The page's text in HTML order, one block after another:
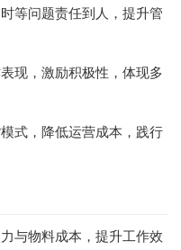
等问题责任到人，提升管
现，激励积极性，体现多
式，降低运营成本，践行
与物料成本，提升工作效